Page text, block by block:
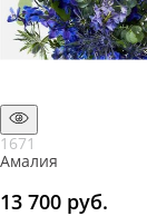
1671
Амалия
13 700 руб.